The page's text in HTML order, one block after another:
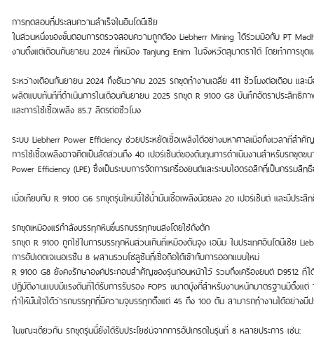
การทดสอบที่ประสบความสำเร็จในอินโดนีเซีย
ในส่วนหนึ่งของขั้นตอนการตรวจสอบความถูกต้อง Liebherr Mining ได้ร่วมมือกับ PT
งานตั้งแต่เดือนกันยายน 2024 ที่เหมือง Tanjung Enim ในจังหวัดสุมาตราใต้ โดยทำการขุ
ระหว่างเดือนกันยายน 2024 ถึงธันวาคม 2025 รถขุดทำงานเฉลี่ย 411 ชั่วโมงต่อเดือน แ
ผลิตแบบทันทีที่ดำเนินการในเดือนกันยายน 2025 รถขุด R 9100 G8 บันทึกอัตราประสิทธิ
และการใช้เชื้อเพลิง 85.7 ลิตรต่อชั่วโมง
ระบบ Liebherr Power Efficiency ช่วยประหยัดเชื้อเพลิงได้อย่างมหาศาลเมื่อถึงเวลาที่สำ
การใช้เชื้อเพลิงอาจคิดเป็นสัดส่วนถึง 40 เปอร์เซ็นต์ของต้นทุนการดำเนินงานสำหรับรถขุ
Power Efficiency (LPE) ซึ่งเป็นระบบการจัดการเครื่องยนต์และระบบไฮดรอลิกที่เป็นกรร
เมื่อเทียบกับ R 9100 G6 รถขุดรุ่นใหม่นี้ใช้น้ำมันเชื้อเพลิงน้อยลง 20 เปอร์เซ็นต์ และมีปร
รถขุดเหมืองแร่กำลังบรรทุกหินขึ้นรถบรรทุกขนส่งโดยใช้ถังตัก
รถขุด R 9100 ถูกใช้ในการบรรทุกหินส่วนเกินที่เหมืองตันจุง เอนิม ในประเทศอินโดนีเซีย
การอัปเดตเจเนอเรชั่น 8 ผสานรวมโซลูชันที่เชื่อถือได้เข้ากับการออกแบบใหม่
R 9100 G8 ยังคงรักษาองค์ประกอบสำคัญของรุ่นก่อนหน้าไว้ รวมถึงเครื่องยนต์ D9512 ที่
ปฏิบัติงานแบบมีแรงดันที่ได้รับการรับรอง FOPS ขนาดบุ้งกี๋สำหรับงานหนักมาตรฐานมีตั้ง
ทำให้มั่นใจได้ว่ารถบรรทุกที่มีความจุบรรทุกตั้งแต่ 45 ถึง 100 ตัน สามารถทำงานได้อย่างมี
ในขณะเดียวกัน รถขุดรุ่นนี้ยังได้รับประโยชน์จากการอัปเกรดในรุ่นที่ 8 หลายประการ เช่น: